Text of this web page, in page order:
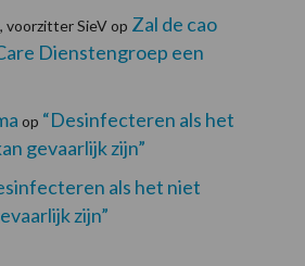
voorzitter SieVop Zal de cao
Dienstengroep een
op “Desinfecteren als het
gevaarlijk zijn”
als het niet
zijn”